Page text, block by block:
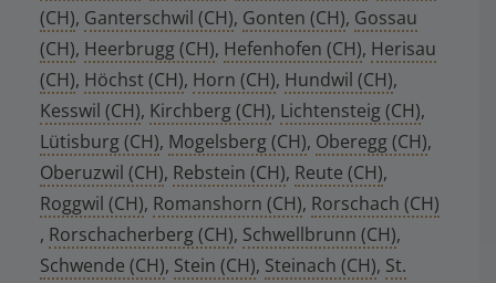
(CH), Ganterschwil (CH), Gonten (CH), Gossau
(CH), Heerbrugg (CH), Hefenhofen (CH), Herisau
(CH), Höchst (CH), Horn (CH), Hundwil (CH),
Kesswil (CH), Kirchberg (CH), Lichtensteig (CH),
Lütisburg (CH), Mogelsberg (CH), Oberegg (CH),
Oberuzwil (CH), Rebstein (CH), Reute (CH),
Roggwil (CH), Romanshorn (CH), Rorschach (CH)
, Rorschacherberg (CH), Schwellbrunn (CH),
Schwende (CH), Stein (CH), Steinach (CH), St.